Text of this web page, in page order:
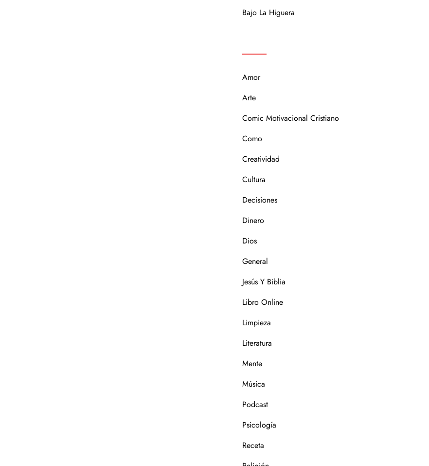
Bajo La Higuera
Amor
Arte
Comic Motivacional Cristiano
Como
Creatividad
Cultura
Decisiones
Dinero
Dios
General
Jesús Y Biblia
Libro Online
Limpieza
Literatura
Mente
Música
Podcast
Psicología
Receta